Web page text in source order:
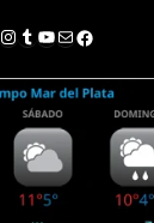
Instagram
Tumblr
YouTube
Correo electrónico
Facebook